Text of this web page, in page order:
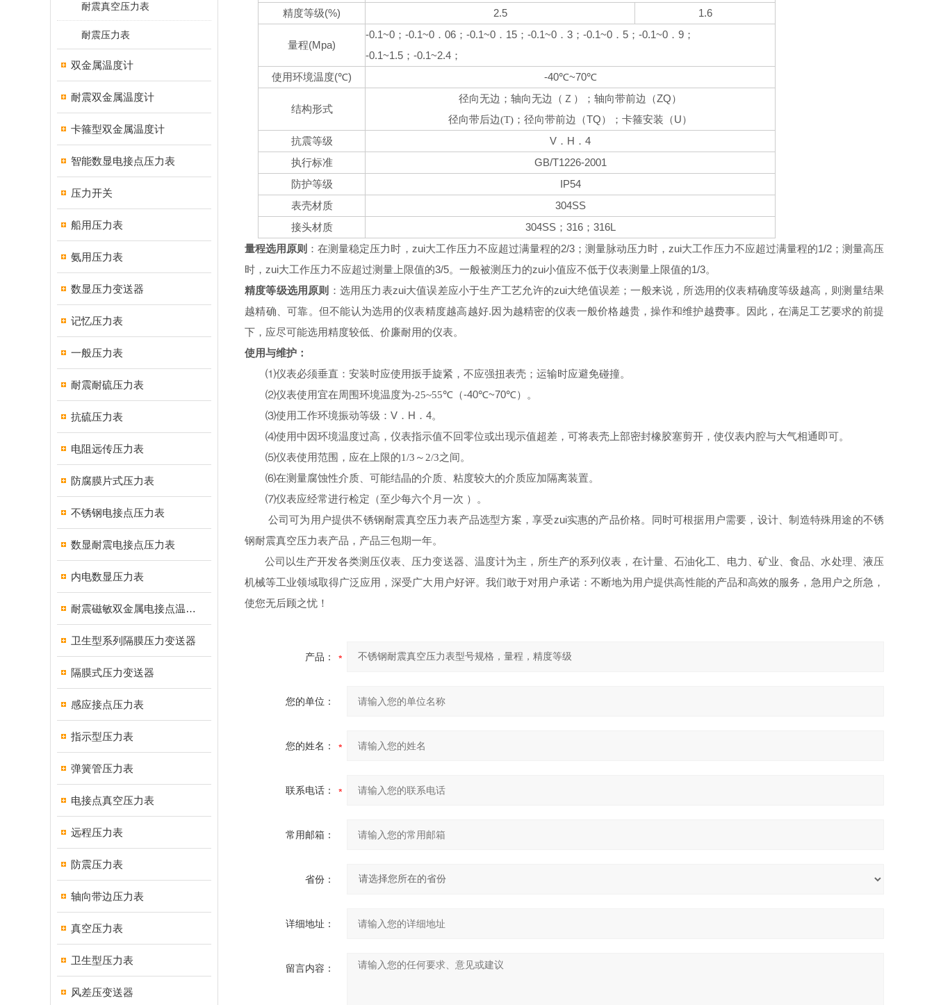
耐震真空压力表
耐震压力表
双金属温度计
耐震双金属温度计
卡箍型双金属温度计
智能数显电接点压力表
压力开关
船用压力表
氨用压力表
数显压力变送器
记忆压力表
一般压力表
耐震耐硫压力表
抗硫压力表
电阻远传压力表
防腐膜片式压力表
不锈钢电接点压力表
数显耐震电接点压力表
内电数显压力表
耐震磁敏双金属电接点温度计
卫生型系列隔膜压力变送器
隔膜式压力变送器
感应接点压力表
指示型压力表
弹簧管压力表
电接点真空压力表
远程压力表
防震压力表
轴向带边压力表
真空压力表
卫生型压力表
风差压变送器
精度等级(%) 2.5 1.6
量程(Mpa)
-0.1~0 ；-0.1~0 ．06 ；-0.1~0 ． 15 ；-0.1~0 ．3 ；-0.1~0 ． 5 ；-0.1~0 ．9 ；
-0.1~1.5 ；-0.1~2.4 ；
使用环境温度(℃) -40℃~70℃
结构形式
径向无边；轴向无边（Ｚ）；轴向带前边（ZQ）
径向带后边(T) ；径向带前边（TQ）；卡箍安装（U）
抗震等级
V ． H ．4
执行标准 GB/T1226-2001
防护等级 IP54
表壳材质 304SS
接头材质 304SS； 316； 316L
量程选用原则 ：在测量稳定压力时，zui大工作压力不应超过满量程的2/3；测量脉动压力时，zui大工作压力不应超过满量程的1/2；测量高压
时，zui大工作压力不应超过测量上限值的3/5。一般被测压力的zui小值应不低于仪表测量上限值的1/3。
精度等级选用原则 ：选用压力表zui大值误差应小于生产工艺允许的zui大绝值误差；一般来说，所选用的仪表精确度等级越高，则测量结果
越精确、可靠。但不能认为选用的仪表精度越高越好.因为越精密的仪表一般价格越贵，操作和维护越费事。因此，在满足工艺要求的前提
下，应尽可能选用精度较低、价廉耐用的仪表。
使用与维护：
⑴仪表必须垂直：安装时应使用扳手旋紧，不应强扭表壳；运输时应避免碰撞。
⑵仪表使用宜在周围环境温度为-25~55℃（-40℃~70℃）
。
⑶使用工作环境振动等级： V．H．4。
⑷使用中因环境温度过高，仪表指示值不回零位或出现示值超差，可将表壳上部密封橡胶塞剪开，使仪表内腔与大气相通即可。
⑸仪表使用范围，应在上限的1/3 ～ 2/3之间。
⑹在测量腐蚀性介质、可能结晶的介质、粘度较大的介质应加隔离装置。
⑺仪表应经常进行检定（至少每六个月一次 ）。
公司可为用户提供不锈钢耐震真空压力表产品选型方案，享受zui实惠的产品价格。同时可根据用户需要，设计、制造特殊用途的不锈
钢耐震真空压力表产品，产品三包期一年。
公司以生产开发各类测压仪表、压力变送器、温度计为主，所生产的系列仪表，在计量、石油化工、电力、矿业、食品、水处理、液压
机械等工业领域取得广泛应用，深受广大用户好评。 我们敢于对用户承诺：不断地为用户提供高性能的产品和高效的服务， 急用户之所急，
使您无后顾之忧！
产品：
您的单位：
您的姓名：
联系电话：
常用邮箱：
省份：
详细地址：
留言内容：